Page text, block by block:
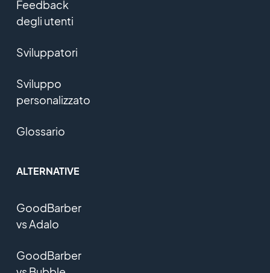
Feedback
degli utenti
Sviluppatori
Sviluppo
personalizzato
Glossario
ALTERNATIVE
GoodBarber
vs Adalo
GoodBarber